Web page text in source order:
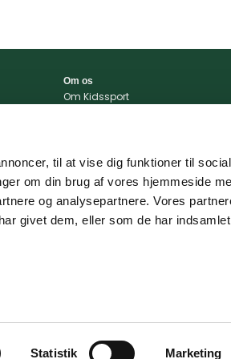
til at vise dig funktioner til
om din brug af vores hjemmeside
og analysepartnere. Vores
givet dem, eller som de har
Statistik Marketing
Om os
Om Kidssport